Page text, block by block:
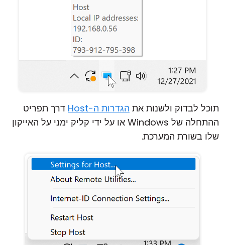
תוכל לבדוק ולשנות את הגדרות ה-Host
דרך תפריט
ההתחלה של Windows או על ידי קליק ימני על האייקון
שלו בשורת המערכת.